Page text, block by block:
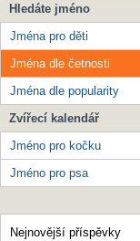
Hledáte jméno
Jména pro děti
Jména dle četnosti
Jména dle popularity
Zvířecí kalendář
Jméno pro kočku
Jméno pro psa
Nejnovější příspěvky